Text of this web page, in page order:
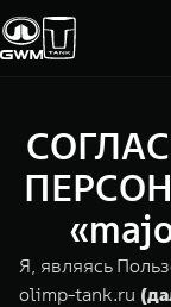
ВЫБОР
ГАРАНТИЯ И
Гарантия
ИНФОРМАЦИЯ
О нас
Я, являясь
olimp-tank.ru